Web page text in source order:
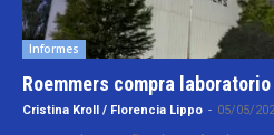
Informes
Roemmers compra
Cristina Kroll / Florencia Lippo - 05/05/